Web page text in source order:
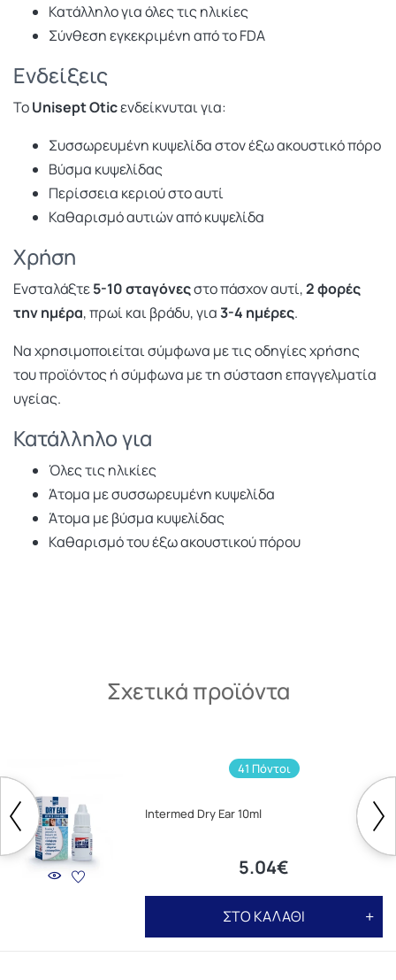
Κατάλληλο για όλες τις ηλικίες
Σύνθεση εγκεκριμένη από το FDA
Ενδείξεις
ΤοUnisept Oticενδείκνυται για:
Συσσωρευμένη κυψελίδα στον έξω ακουστικό πόρο
Βύσμα κυψελίδας
Περίσσεια κεριού στο αυτί
Καθαρισμό αυτιών από κυψελίδα
Χρήση
Ενσταλάξτε5-10 σταγόνεςστο πάσχον αυτί,2 φορές
την ημέρα, πρωί και βράδυ, για3-4 ημέρες.
Να χρησιμοποιείται σύμφωνα με τις οδηγίες χρήσης
του προϊόντος ή σύμφωνα με τη σύσταση επαγγελματία
υγείας.
Κατάλληλο για
Όλες τις ηλικίες
Άτομα με συσσωρευμένη κυψελίδα
Άτομα με βύσμα κυψελίδας
Καθαρισμό του έξω ακουστικού πόρου
Σχετικά προϊόντα
41 Πόντοι
Intermed Dry Ear 10ml
5.04€
ΣΤΟ ΚΑΛΑΘΙ